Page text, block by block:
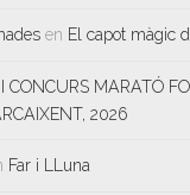
en El capot màgic
CONCURS MARATÓ
2026
Far i LLuna